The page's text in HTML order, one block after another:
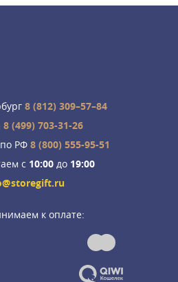
8 (812) 309–57–84
8 (499) 703-31-26
РФ8 (800) 555-95-51
с 10:00до 19:00
к оплате: